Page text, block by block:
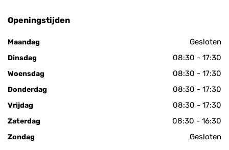
Openingstijden
Maandag Gesloten
Dinsdag 08:30 - 17:30
Woensdag 08:30 - 17:30
Donderdag 08:30 - 17:30
Vrijdag 08:30 - 17:30
Zaterdag 08:30 - 16:30
Zondag Gesloten